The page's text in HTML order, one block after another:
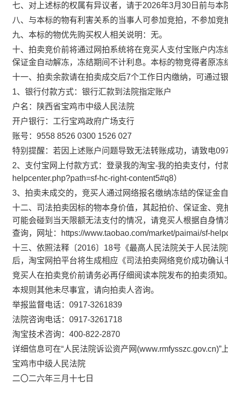
七、对上述标的权属有异议者，请于2026年3月30日 前与本
八、与本标的物有利害关系的当事人可参加竞拍，不参加
九、本标的物优先购买权人相关说明：无。
十、拍卖竞价前将通过网拍系统将在竞买人支付宝账户内
保证金自动解冻，冻结期间不计利息。本标的物竞得者原
十一、拍卖余款请在拍卖成交后7个工作日内缴纳，可通过
1、银行付款方式：银行汇款到法院指定账户
户名：陕西省宝鸡市中级人民法院
开户银行：工行宝鸡政府广场支行
账号： 9558 8526 0300 1526 027
特别提醒：若因上述账户问题导致无法转账成功，请致电
2、支付宝网上付款方式：登录我的淘宝-我的拍卖支付，付
helpcenter.php?path=sf-hc-right-content5#q8）
3、拍卖未成交的，竞买人通过网络报名缴纳冻结的保证金
十二、司法拍卖因标的物本身价值，其起拍价、保证金、
可能会碰到当天限额无法支付的情况，请竞买人根据自身
查询，网址：
https://www.taobao.com/market/paimai/sf-
十三、依照法释〔2016〕 18号《最高人民法院关于人民法
后，淘宝网拍平台将生成相应《司法拍卖网络竞价成功确
竞买人在拍卖竞价前请务必再仔细阅读本院发布的拍卖须知
本规则其他未尽事宜，请向拍卖人咨询。
举报监督电话： 0917-3261839
法院咨询电话： 0917-3261718
淘宝技术咨询： 400-822-2870
详细信息可在“人民法院诉讼资产网 (www.rmfysszc.gov.cn)”
宝鸡市中级人民法院
二〇二六年三月十七日